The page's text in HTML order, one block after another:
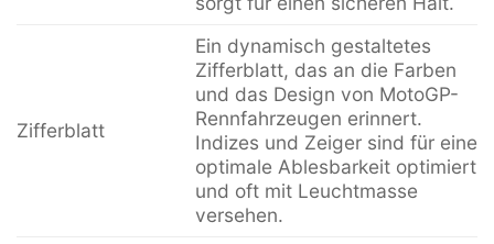
Zifferblatt
Ein dynamisch gestaltetes
Zifferblatt, das an die Farben
und das Design von MotoGP-
Rennfahrzeugen erinnert.
Indizes und Zeiger sind für eine
optimale Ablesbarkeit optimiert
und oft mit Leuchtmasse
versehen.